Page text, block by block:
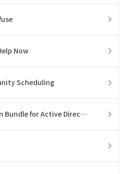
Now
Scheduling
Admin Bundle for Active Directory